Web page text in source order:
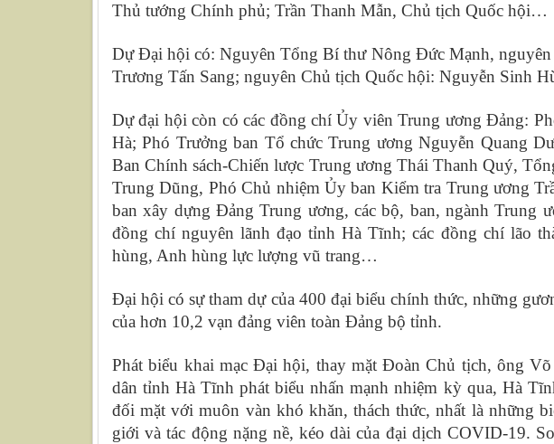
Thủ tướng Chính phủ; Trần Thanh Mẫn, Chủ tịch Quốc hội…
Dự Đại hội có: Nguyên Tổng Bí thư Nông Đức Mạnh,
Trương Tấn Sang; nguyên Chủ tịch Quốc hội: Nguyễn Sinh
Dự đại hội còn có các đồng chí Ủy viên Trung ương Đảng:
Hà; Phó Trưởng ban Tổ chức Trung ương Nguyễn Quang
Ban Chính sách-Chiến lược Trung ương Thái Thanh Quý,
Trung Dũng, Phó Chủ nhiệm Ủy ban Kiểm tra Trung ương
ban xây dựng Đảng Trung ương, các bộ, ban, ngành Trung
đồng chí nguyên lãnh đạo tỉnh Hà Tĩnh; các đồng chí lão
hùng, Anh hùng lực lượng vũ trang…
Đại hội có sự tham dự của 400 đại biểu chính thức, những
của hơn 10,2 vạn đảng viên toàn Đảng bộ tỉnh.
Phát biểu khai mạc Đại hội, thay mặt Đoàn Chủ tịch, ông
dân tỉnh Hà Tĩnh phát biểu nhấn mạnh nhiệm kỳ qua, Hà
đối mặt với muôn vàn khó khăn, thách thức, nhất là những
giới và tác động nặng nề, kéo dài của đại dịch COVID-19.